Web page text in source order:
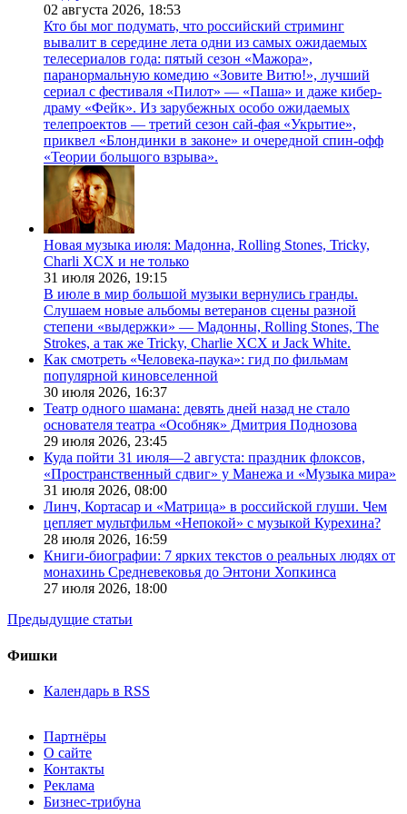
02 августа 2026, 18:53
Кто бы мог подумать, что российский стриминг
вывалит в середине лета одни из самых ожидаемых
телесериалов года: пятый сезон «Мажора»,
паранормальную комедию «Зовите Витю!», лучший
сериал с фестиваля «Пилот» — «Паша» и даже кибер-
драму «Фейк». Из зарубежных особо ожидаемых
телепроектов — третий сезон сай-фая «Укрытие»,
приквел «Блондинки в законе» и очередной спин-офф
«Теории большого взрыва».
Новая музыка июля: Мадонна, Rolling Stones, Tricky,
Charli XCX и не только
31 июля 2026, 19:15
В июле в мир большой музыки вернулись гранды.
Слушаем новые альбомы ветеранов сцены разной
степени «выдержки» — Мадонны, Rolling Stones, The
Strokes, а так же Tricky, Charlie XCX и Jack White.
Как смотреть «Человека-паука»: гид по фильмам
популярной киновселенной
30 июля 2026, 16:37
Театр одного шамана: девять дней назад не стало
основателя театра «Особняк» Дмитрия Поднозова
29 июля 2026, 23:45
Куда пойти 31 июля—2 августа: праздник флоксов,
«Пространственный сдвиг» у Манежа и «Музыка мира»
31 июля 2026, 08:00
Линч, Кортасар и «Матрица» в российской глуши. Чем
цепляет мультфильм «Непокой» с музыкой Курехина?
28 июля 2026, 16:59
Книги-биографии: 7 ярких текстов о реальных людях от
монахинь Средневековья до Энтони Хопкинса
27 июля 2026, 18:00
Предыдущие статьи
Фишки
Календарь в RSS
Партнёры
О сайте
Контакты
Реклама
Бизнес-трибуна